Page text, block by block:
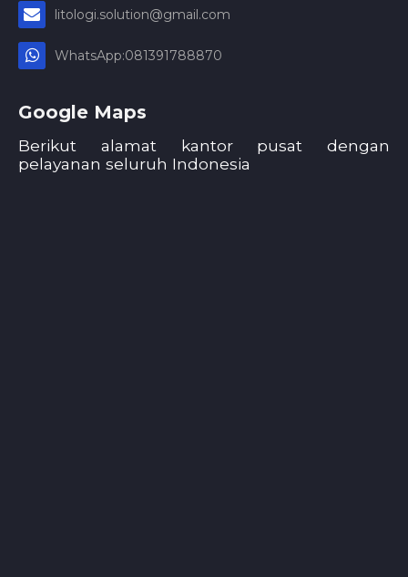
litologi.solution@gmail.com
WhatsApp:081391788870
Google Maps
Berikut alamat kantor pusat dengan
pelayanan seluruh Indonesia